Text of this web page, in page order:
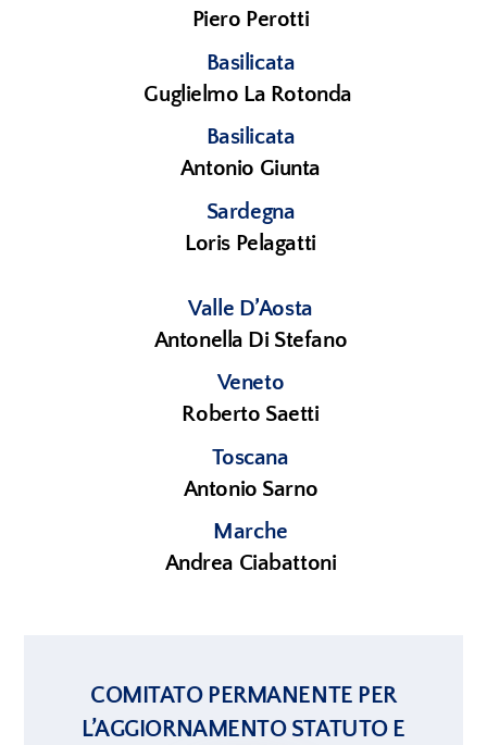
Piero Perotti
Basilicata
Guglielmo La Rotonda
Basilicata
Antonio Giunta
Sardegna
Loris Pelagatti
Valle D’Aosta
Antonella Di Stefano
Veneto
Roberto Saetti
Toscana
Antonio Sarno
Marche
Andrea Ciabattoni
COMITATO PERMANENTE PER
L’AGGIORNAMENTO STATUTO E